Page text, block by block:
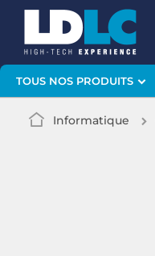
TOUS NOS PRODUITS
Informatique